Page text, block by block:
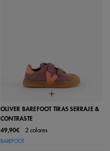
OLIVER BAREFOOT TIRAS SERRAJE &
CONTRASTE
49,90€
2 colores
BAREFOOT